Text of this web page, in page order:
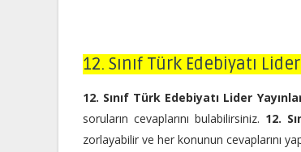
12. Sınıf Türk Edebiyatı
12. Sınıf Türk Edebiyatı Lider
soruların cevaplarını bulabilirsiniz. 12.
zorlayabilir ve her konunun cevaplarını